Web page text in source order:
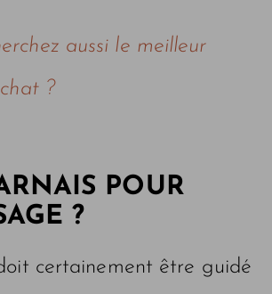
aussi le meilleur
?
POUR
?
certainement être guidé